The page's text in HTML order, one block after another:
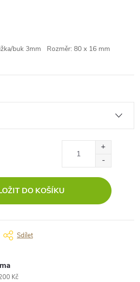
buk 3mm
Rozměr: 80 x 16 mm
DO KOŠÍKU
Sdílet
Kč